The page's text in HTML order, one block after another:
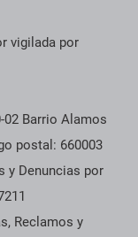
vigilada por
02 Barrio Alamos
postal: 660003
y Denuncias por
Reclamos y